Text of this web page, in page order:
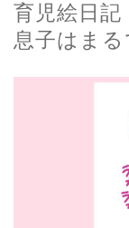
育児絵日
息子はまる